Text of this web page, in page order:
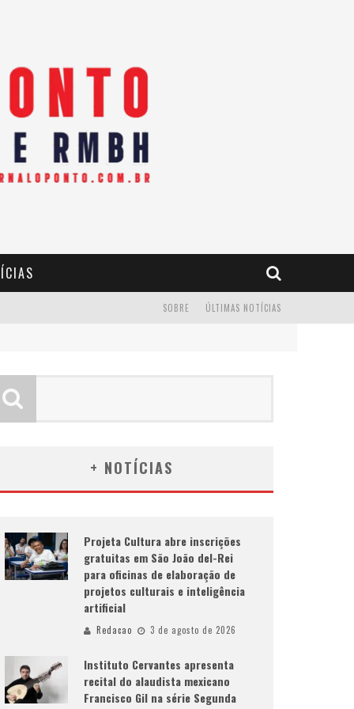
ÚLTIMAS NOTÍCIAS
SOBRE
+ NOTÍCIAS
Projeta Cultura abre inscrições
gratuitas em São João del-Rei
para oficinas de elaboração de
projetos culturais e inteligência
artificial
Redacao 3 de agosto de 2026
Instituto Cervantes apresenta
recital do alaudista mexicano
Francisco Gil na série Segunda